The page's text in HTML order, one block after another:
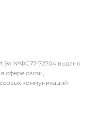
Эл №ФС77-72704 выдано
сфере связи,
коммуникаций